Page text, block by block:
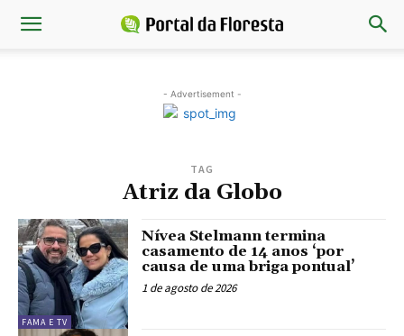
- Advertisement -
TAG
Atriz da Globo
FAMA E TV
Nívea Stelmann termina
casamento de 14 anos ‘por
causa de uma briga pontual’
1 de agosto de 2026